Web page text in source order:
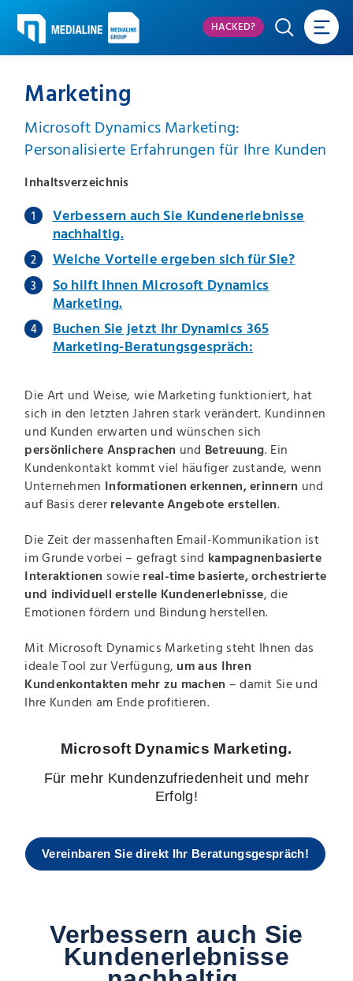
HACKED?
Marketing
Microsoft Dynamics Marketing:
Personalisierte Erfahrungen für Ihre Kunden
Inhaltsverzeichnis
Verbessern auch Sie Kundenerlebnisse
nachhaltig.
Welche Vorteile ergeben sich für Sie?
So hilft Ihnen Microsoft Dynamics
Marketing.
Buchen Sie jetzt Ihr Dynamics 365
Marketing-Beratungsgespräch:
Die Art und Weise, wie Marketing funktioniert, hat
sich in den letzten Jahren stark verändert. Kundinnen
und Kunden erwarten und wünschen sich
persönlichere Ansprachen und Betreuung. Ein
Kundenkontakt kommt viel häufiger zustande, wenn
Unternehmen
Informationen erkennen, erinnern und
auf Basis derer relevante Angebote erstellen.
Die Zeit der massenhaften Email-Kommunikation ist
im Grunde vorbei – gefragt sind
kampagnenbasierte
Interaktionen sowie real-time basierte, orchestrierte
und individuell erstelle Kundenerlebnisse, die
Emotionen fördern und Bindung herstellen.
Mit Microsoft Dynamics Marketing steht Ihnen das
ideale Tool zur Verfügung, um aus Ihren
Kundenkontakten mehr zu machen – damit Sie und
Ihre Kunden am Ende profitieren.
Microsoft Dynamics Marketing.
Für mehr Kundenzufriedenheit und mehr
Erfolg!
Vereinbaren Sie direkt Ihr Beratungsgespräch!
Verbessern auch Sie
Kundenerlebnisse